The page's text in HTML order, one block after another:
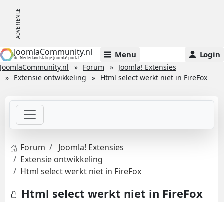
JoomlaCommunity.nl
de Nederlandstalige Joomla!-portal Menu Login
JoomlaCommunity.nl Forum
Joomla! Extensies
Extensie ontwikkeling
Html select werkt niet in FireFox
Forum
Joomla! Extensies
Extensie ontwikkeling
Html select werkt niet in FireFox
Html select werkt niet in FireFox